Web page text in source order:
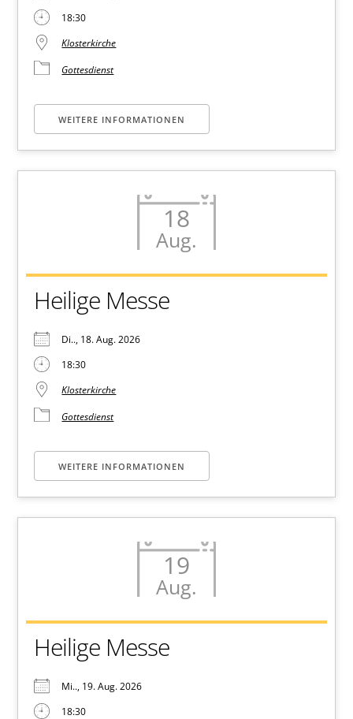
18:30
Klosterkirche
Gottesdienst
WEITERE INFORMATIONEN
18
Aug.
Heilige Messe
Di.., 18. Aug. 2026
18:30
Klosterkirche
Gottesdienst
WEITERE INFORMATIONEN
19
Aug.
Heilige Messe
Mi.., 19. Aug. 2026
18:30